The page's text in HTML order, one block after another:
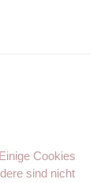
Cookies
sind nicht